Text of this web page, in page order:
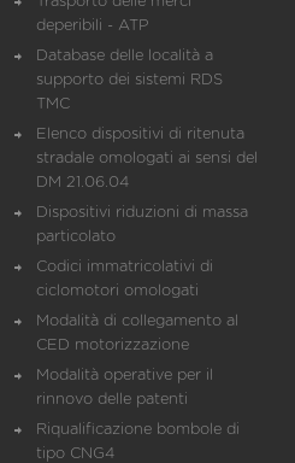
deperibili - ATP
Database delle località a
supporto dei sistemi RDS
TMC
Elenco dispositivi di ritenuta
stradale omologati ai sensi del
DM 21.06.04
Dispositivi riduzioni di massa
particolato
Codici immatricolativi di
ciclomotori omologati
Modalità di collegamento al
CED motorizzazione
Modalità operative per il
rinnovo delle patenti
Riqualificazione bombole di
tipo CNG4